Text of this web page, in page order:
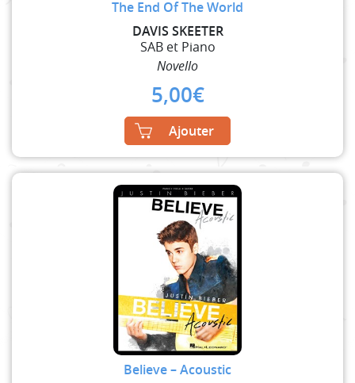
The End Of The World
DAVIS SKEETER
SAB et Piano
Novello
5,00€
Ajouter
Believe – Acoustic